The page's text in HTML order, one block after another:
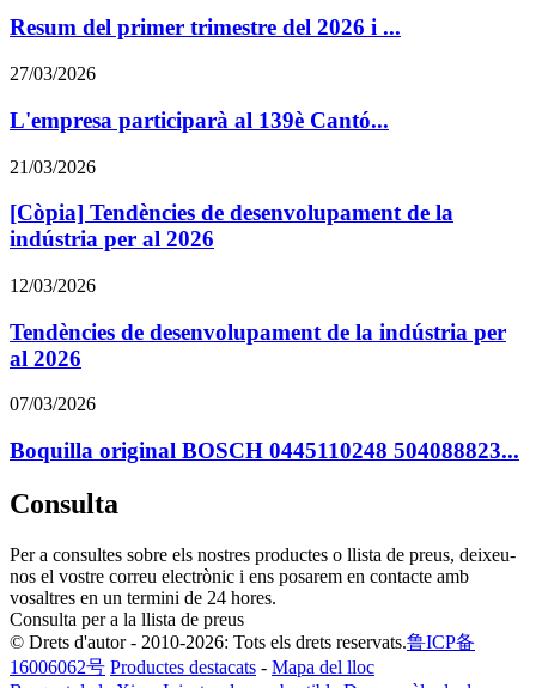
Resum del primer trimestre del 2026 i ...
27/03/2026
L'empresa participarà al 139è Cantó...
21/03/2026
[Còpia] Tendències de desenvolupament de la
indústria per al 2026
12/03/2026
Tendències de desenvolupament de la indústria per
al 2026
07/03/2026
Boquilla original BOSCH 0445110248 504088823...
Consulta
Per a consultes sobre els nostres productes o llista de preus, deixeu-
nos el vostre correu electrònic i ens posarem en contacte amb
vosaltres en un termini de 24 hores.
Consulta per a la llista de preus
© Drets d'autor - 2010-2026: Tots els drets reservats.鲁ICP备
16006062号 Productes destacats - Mapa del lloc